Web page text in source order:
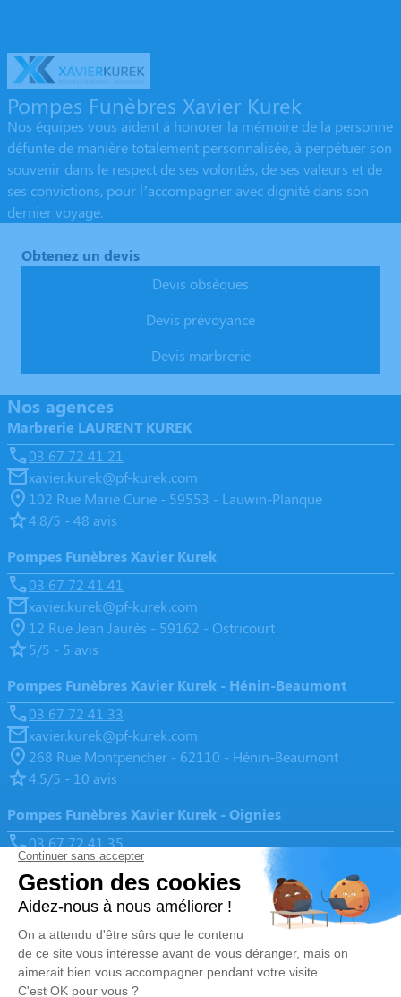
Pompes Funèbres Xavier Kurek
Nos équipes vous aident à honorer la mémoire de la personne
défunte de manière totalement personnalisée, à perpétuer son
souvenir dans le respect de ses volontés, de ses valeurs et de
ses convictions, pour l’accompagner avec dignité dans son
dernier voyage.
Obtenez un devis
Devis obsèques
Devis prévoyance
Devis marbrerie
Nos agences
Marbrerie LAURENT KUREK
03 67 72 41 21
xavier.kurek@pf-kurek.com
102 Rue Marie Curie - 59553 - Lauwin-Planque
4.8/5 - 48 avis
Pompes Funèbres Xavier Kurek
03 67 72 41 41
xavier.kurek@pf-kurek.com
12 Rue Jean Jaurès - 59162 - Ostricourt
5/5 - 5 avis
Pompes Funèbres Xavier Kurek - Hénin-Beaumont
03 67 72 41 33
xavier.kurek@pf-kurek.com
268 Rue Montpencher - 62110 - Hénin-Beaumont
4.5/5 - 10 avis
Pompes Funèbres Xavier Kurek - Oignies
03 67 72 41 35
xavier.kurek@pf-kurek.com
3, Rue Pasteur - 62590 - Oignies
4.9/5 - 136 avis
Nos Services
Organiser des obsèques
Monuments funéraires
Liens utiles
Avis de décès
Demande de rendez-vous en